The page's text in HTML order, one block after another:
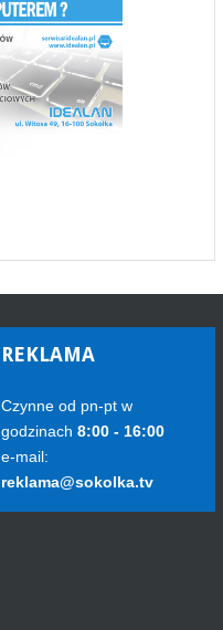
REKLAMA
Czynne od pn-pt w
godzinach 8:00 - 16:00
e-mail:
reklama@sokolka.tv